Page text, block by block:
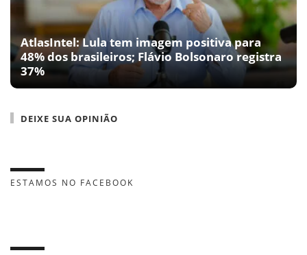
AtlasIntel: Lula tem imagem positiva para
48% dos brasileiros; Flávio Bolsonaro registra
37%
DEIXE SUA OPINIÃO
ESTAMOS NO FACEBOOK